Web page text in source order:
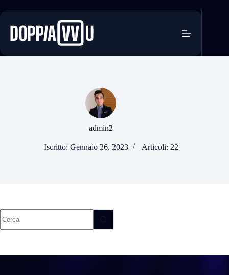
al
admin2
Iscritto: Gennaio 26, 2023 Articoli: 22
risultato